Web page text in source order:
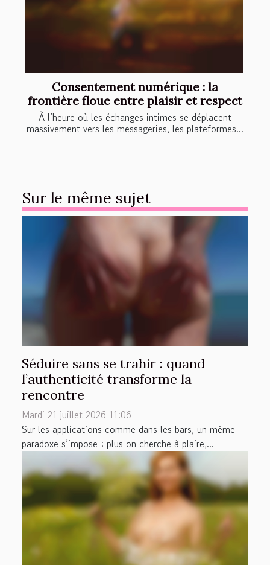
Consentement numérique : la
frontière floue entre plaisir et respect
À l’heure où les échanges intimes se déplacent
massivement vers les messageries, les plateformes...
Sur le même sujet
Séduire sans se trahir : quand
l’authenticité transforme la
rencontre
Mardi 21 juillet 2026 11:06
Sur les applications comme dans les bars, un même
paradoxe s’impose : plus on cherche à plaire,...